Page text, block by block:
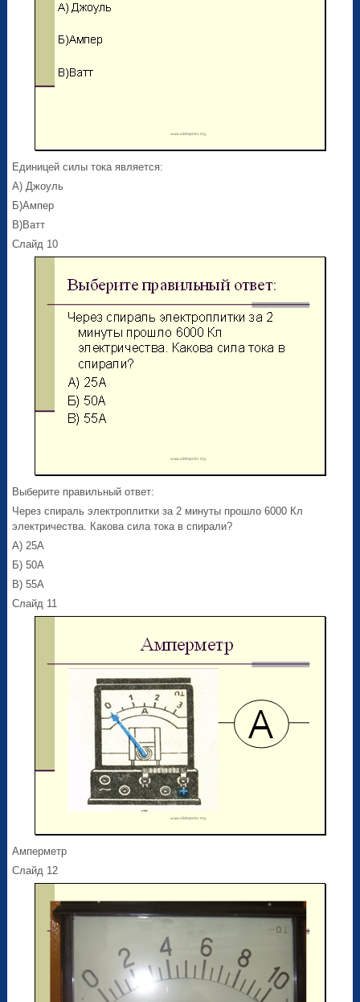
Единицей силы тока является:
А) Джоуль
Б)Ампер
В)Ватт
Слайд 10
Выберите правильный ответ:
Через спираль электроплитки за 2 минуты прошло 6000 Кл
электричества. Какова сила тока в спирали?
А) 25А
Б) 50А
В) 55А
Слайд 11
Амперметр
Слайд 12